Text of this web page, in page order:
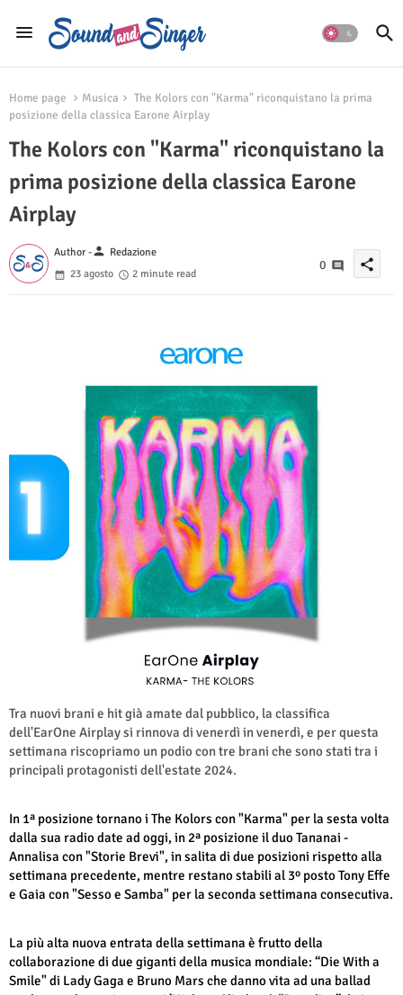
Home page Musica
The Kolors con "Karma" riconquistano la prima
posizione della classica Earone Airplay
The Kolors con "Karma" riconquistano la
prima posizione della classica Earone
Airplay
Author -person Redazione
23 agosto
2 minute read
0 share
Tra nuovi brani e hit già amate dal pubblico, la classifica
dell'EarOne Airplay si rinnova di venerdì in venerdì, e per questa
settimana riscopriamo un podio con tre brani che sono stati tra i
principali protagonisti dell'estate 2024.
In 1ª posizione tornano i The Kolors con "Karma" per la sesta volta
dalla sua radio date ad oggi, in 2ª posizione il duo Tananai -
Annalisa con "Storie Brevi", in salita di due posizioni rispetto alla
settimana precedente, mentre restano stabili al 3º posto Tony Effe
e Gaia con "Sesso e Samba" per la seconda settimana consecutiva.
La più alta nuova entrata della settimana è frutto della
collaborazione di due giganti della musica mondiale: “Die With a
Smile" di Lady Gaga e Bruno Mars che danno vita ad una ballad